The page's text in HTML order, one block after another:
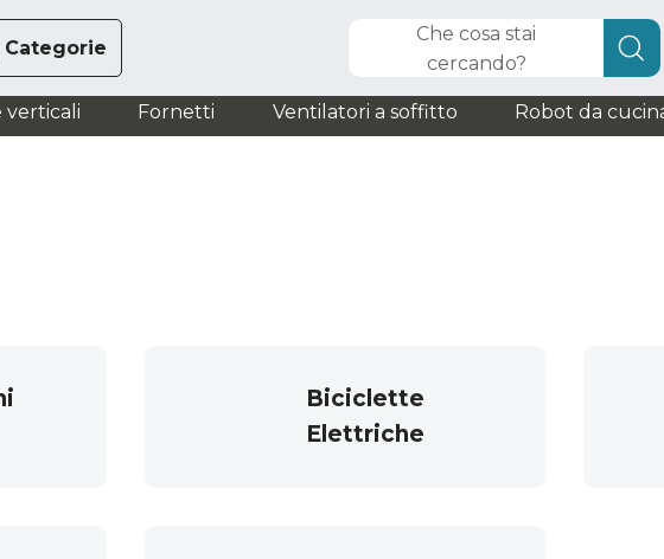
Categorie
Che cosa stai
cercando?
verticali Fornetti Ventilatori a soffitto Robot da
Biciclette
Elettriche